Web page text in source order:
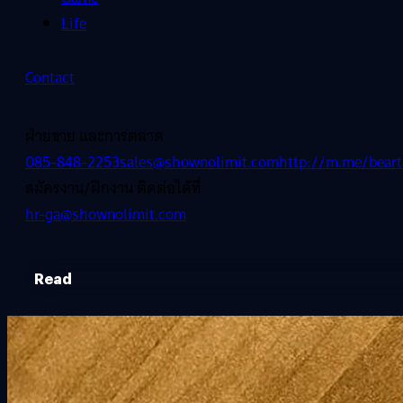
Life
Contact
ฝ่ายขาย และการตลาด
085-848-2253sales@shownolimit.comhttp://m.me/
สมัครงาน/ฝึกงาน ติดต่อได้ที่
hr-ga@shownolimit.com
Read